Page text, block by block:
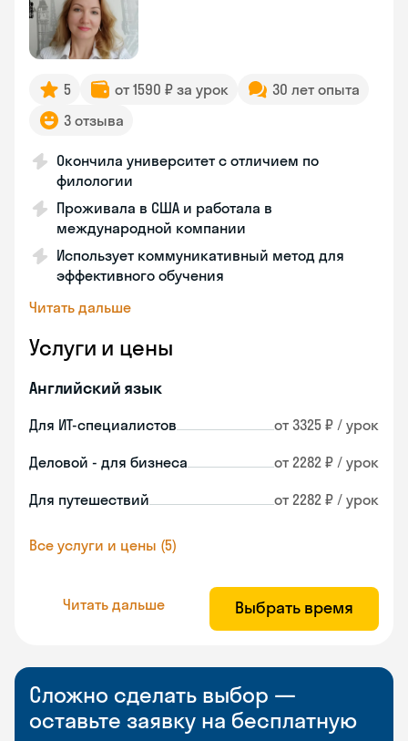
5 от 1590 ₽ за урок
30 лет опыта
3 отзыва
Окончила университет с отличием по
филологии
Проживала в США и работала в
международной компании
Использует коммуникативный метод для
эффективного обучения
Читать дальше
Услуги и цены
Английский язык
Для ИТ-специалистов от 3325 ₽ / урок
Деловой - для бизнеса от 2282 ₽ / урок
Для путешествий от 2282 ₽ / урок
Все услуги и цены (5)
Читать дальше Выбрать время
Сложно сделать выбор —
оставьте заявку на бесплатную